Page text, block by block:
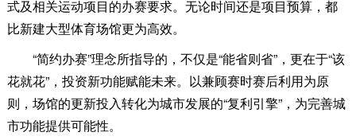
式及相关运动项目的办赛要求。无论时间还是项目预算，都
比新建大型体育场馆更为高效。
“简约办赛”理念所指导的，不仅是“能省则省”，更在于“该
花就花”，投资新功能赋能未来。以兼顾赛时赛后利用为原
则，场馆的更新投入转化为城市发展的“复利引擎”，为完善城
市功能提供可能性。